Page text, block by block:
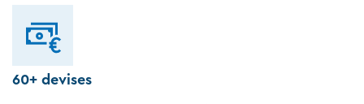
60+ devises